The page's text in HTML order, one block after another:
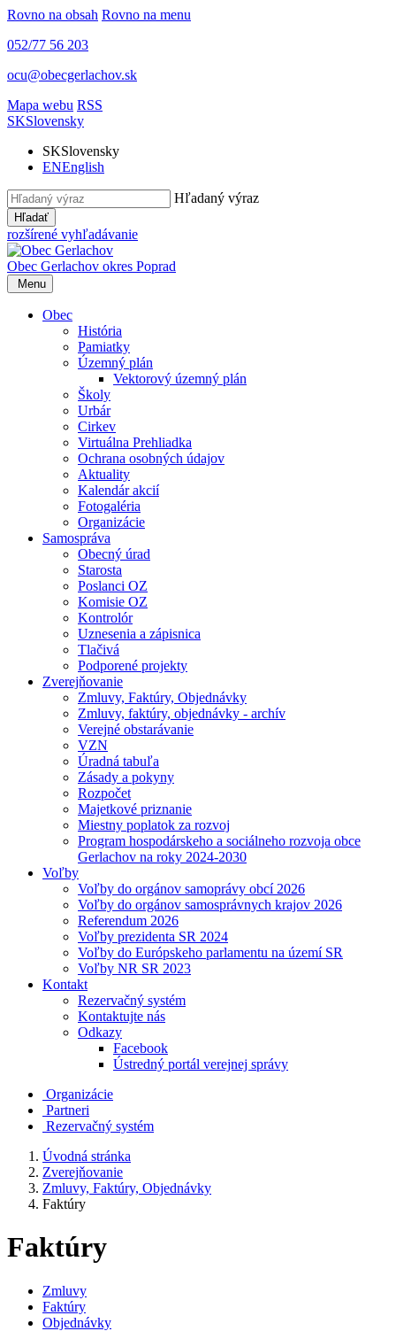
Rovno na obsah Rovno na menu
052/77 56 203
ocu@obecgerlachov.sk
Mapa webu RSS
SKSlovensky
SKSlovensky
ENEnglish
Hľadaný výraz
Hľadať
rozšírené vyhľadávanie
Obec Gerlachov okres Poprad
Menu
Obec
História
Pamiatky
Územný plán
Vektorový územný plán
Školy
Urbár
Cirkev
Virtuálna Prehliadka
Ochrana osobných údajov
Aktuality
Kalendár akcií
Fotogaléria
Organizácie
Samospráva
Obecný úrad
Starosta
Poslanci OZ
Komisie OZ
Kontrolór
Uznesenia a zápisnica
Tlačivá
Podporené projekty
Zverejňovanie
Zmluvy, Faktúry, Objednávky
Zmluvy, faktúry, objednávky - archív
Verejné obstarávanie
VZN
Úradná tabuľa
Zásady a pokyny
Rozpočet
Majetkové priznanie
Miestny poplatok za rozvoj
Program hospodárskeho a sociálneho rozvoja obce
Gerlachov na roky 2024-2030
Voľby
Voľby do orgánov samoprávy obcí 2026
Voľby do orgánov samosprávnych krajov 2026
Referendum 2026
Voľby prezidenta SR 2024
Voľby do Európskeho parlamentu na území SR
Voľby NR SR 2023
Kontakt
Rezervačný systém
Kontaktujte nás
Odkazy
Facebook
Ústredný portál verejnej správy
Organizácie
Partneri
Rezervačný systém
Úvodná stránka
Zverejňovanie
Zmluvy, Faktúry, Objednávky
Faktúry
Faktúry
Zmluvy
Faktúry
Objednávky